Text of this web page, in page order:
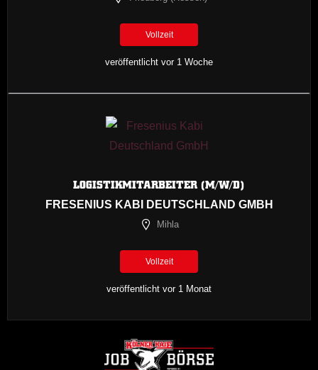
Vollzeit
veröffentlicht vor 1 Woche
LOGISTIKMITARBEITER (M/W/D)
FRESENIUS KABI DEUTSCHLAND GMBH
Mihla
Vollzeit
veröffentlicht vor 1 Monat